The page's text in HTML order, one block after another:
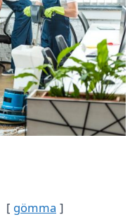
gömma